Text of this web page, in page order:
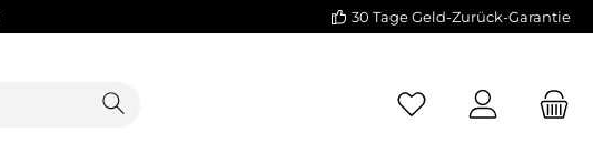
30 Tage Geld-Zurück-Garantie